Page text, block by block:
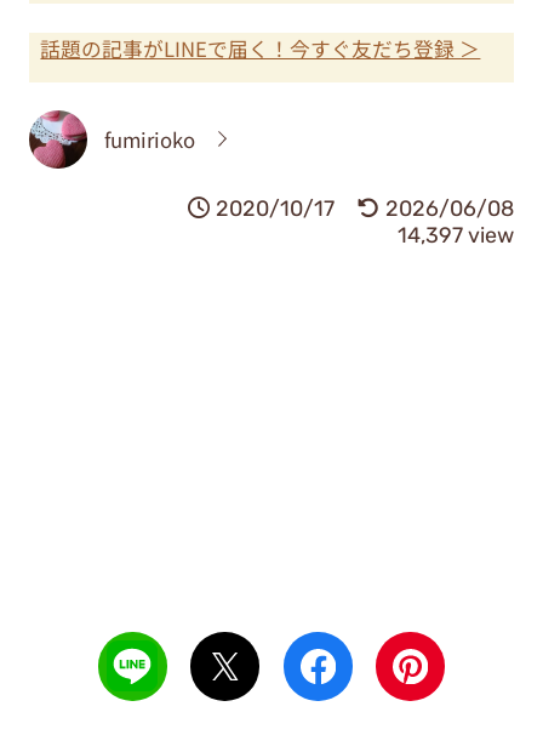
話題の記事がLINEで届く！今すぐ友だち登録 ＞
fumirioko
2020/10/17
2026/06/08
14,397 view